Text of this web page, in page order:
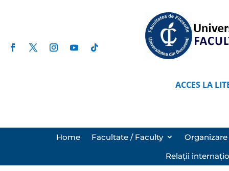
ACCES LA
Home Facultate / Faculty
Relații